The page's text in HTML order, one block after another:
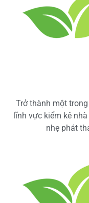
Trở thành một
lĩnh vực kiểm kê
nhẹ phát